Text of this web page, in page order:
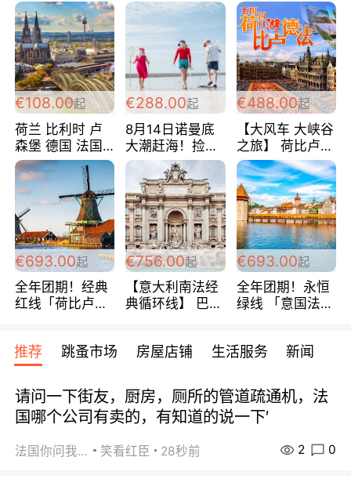
€108.00起
荷兰 比利时 卢
森堡 德国 法国
超爽玩遍西欧 循
环线 全程四星宾
馆 108欧/人/天
€288.00起
8月14日诺曼底
大潮赶海！捡海
鲜！轻轻松松海
边爽玩三日游
288欧/人
€488.00起
【大风车 大峡谷
之旅】 荷比卢德
法 巴黎上下 经
典五国四日游
488欧/人
€693.00起
全年团期！经典
红线「荷比卢德
天！巴黎上下！
包拼房~
€756.00起
【意大利南法经
典循环线】 巴黎
宾馆 108欧/天起
€693.00起
全年团期！永恒
绿线 「意国法
欧/天起 ~包拼房
推荐 跳蚤市场 房屋店铺 生活服务 新闻
请问一下街友，厨房，厕所的管道疏通机，法
国哪个公司有卖的，有知道的说一下′
法国你问我答 笑看红臣 28秒前 2 0